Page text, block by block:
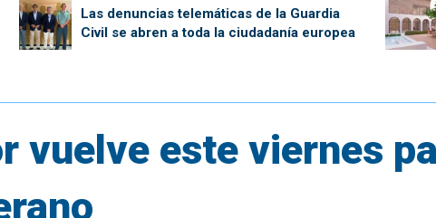
Las denuncias telemáticas de la Guardia
Civil se abren a toda la ciudadanía europea
vuelve este viernes